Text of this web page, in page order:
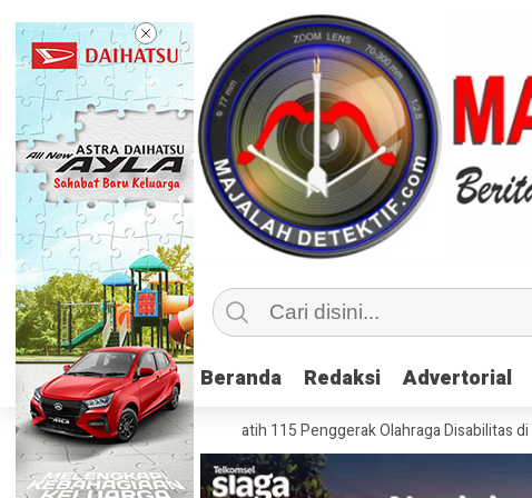
Beranda Redaksi Advertorial
Beranda Redaksi Advertorial
Inklusif, Kemenpora Latih 115 Penggerak Olahraga Disabilitas di Mojokerto